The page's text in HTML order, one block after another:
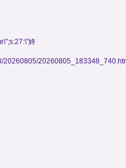
終
20260805/